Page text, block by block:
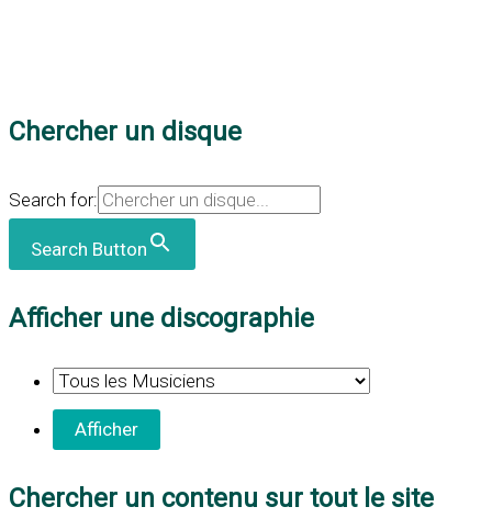
Chercher un disque
Search for:
Search Button
Afficher une discographie
Chercher un contenu sur tout le site